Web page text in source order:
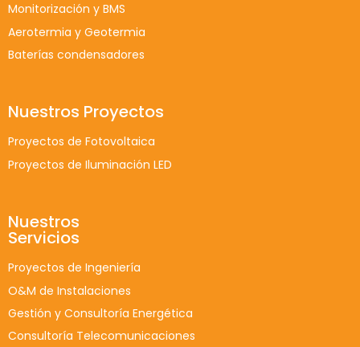
Monitorización y BMS
Aerotermia y Geotermia
Baterías condensadores
Nuestros Proyectos
Proyectos de Fotovoltaica
Proyectos de Iluminación LED
Nuestros
Servicios
Proyectos de Ingeniería
O&M de Instalaciones
Gestión y Consultoría Energética
Consultoría Telecomunicaciones